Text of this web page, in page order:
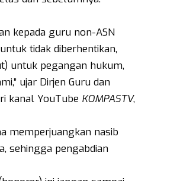
kepada guru non-ASN
tidak diberhentikan,
untuk pegangan hukum,
ujar Dirjen Guru dan
kanal YouTube KOMPASTV,
memperjuangkan nasib
sehingga pengabdian